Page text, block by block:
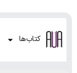
کتاب‌ها